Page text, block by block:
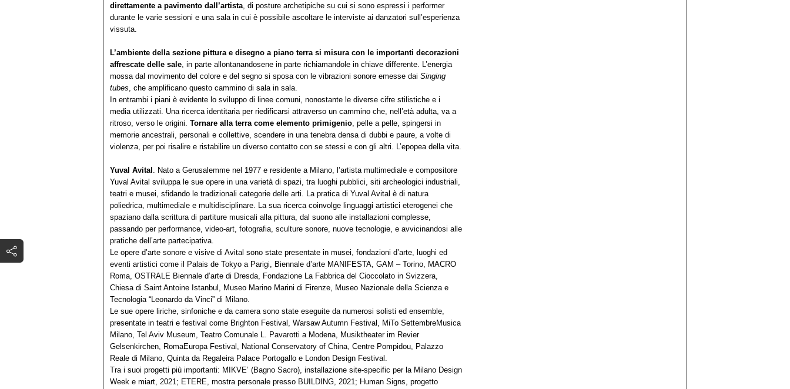
direttamente a pavimento dall’artista , di posture archetipiche su cui si sono espressi i performer
durante le varie sessioni e una sala in cui è possibile ascoltare le interviste ai danzatori sull’esperienza
vissuta.
L’ambiente della sezione pittura e disegno a piano terra si misura con le importanti decorazioni
affrescate delle sale , in parte allontanandosene in parte richiamandole in chiave differente. L’energia
mossa dal movimento del colore e del segno si sposa con le vibrazioni sonore emesse dai Singing
tubes , che amplificano questo cammino di sala in sala.
In entrambi i piani è evidente lo sviluppo di linee comuni, nonostante le diverse cifre stilistiche e i
media utilizzati. Una ricerca identitaria per riedificarsi attraverso un cammino che, nell’età adulta, va a
ritroso, verso le origini. Tornare alla terra come elemento primigenio , pelle a pelle, spingersi in
memorie ancestrali, personali e collettive, scendere in una tenebra densa di dubbi e paure, a volte di
violenza, per poi risalire e ristabilire un diverso contatto con se stessi e con gli altri. L’epopea della vita.
Yuval Avital
. Nato a Gerusalemme nel 1977 e residente a Milano, l’artista multimediale e compositore
Yuval Avital sviluppa le sue opere in una varietà di spazi, tra luoghi pubblici, siti archeologici industriali,
teatri e musei, sfidando le tradizionali categorie delle arti. La pratica di Yuval Avital è di natura
poliedrica, multimediale e multidisciplinare. La sua ricerca coinvolge linguaggi artistici eterogenei che
spaziano dalla scrittura di partiture musicali alla pittura, dal suono alle installazioni complesse,
passando per performance, video-art, fotografia, sculture sonore, nuove tecnologie, e avvicinandosi alle
pratiche dell’arte partecipativa.
Le opere d’arte sonore e visive di Avital sono state presentate in musei, fondazioni d’arte, luoghi ed
eventi artistici come il Palais de Tokyo a Parigi, Biennale d’arte MANIFESTA, GAM – Torino, MACRO
Roma, OSTRALE Biennale d’arte di Dresda, Fondazione La Fabbrica del Cioccolato in Svizzera,
Chiesa di Saint Antoine Istanbul, Museo Marino Marini di Firenze, Museo Nazionale della Scienza e
Tecnologia “Leonardo da Vinci” di Milano.
Le sue opere liriche, sinfoniche e da camera sono state eseguite da numerosi solisti ed ensemble,
presentate in teatri e festival come Brighton Festival, Warsaw Autumn Festival, MiTo SettembreMusica
Milano, Tel Aviv Museum, Teatro Comunale L. Pavarotti a Modena, Musiktheater im Revier
Gelsenkirchen, RomaEuropa Festival, National Conservatory of China, Centre Pompidou, Palazzo
Reale di Milano, Quinta da Regaleira Palace Portogallo e London Design Festival.
Tra i suoi progetti più importanti: MIKVE’ (Bagno Sacro), installazione site-specific per la Milano Design
Week e miart, 2021; ETERE, mostra personale presso BUILDING, 2021; Human Signs, progetto